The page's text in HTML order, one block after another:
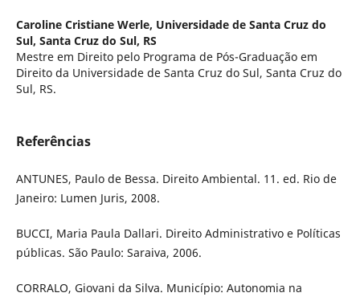
Caroline Cristiane Werle, Universidade de Santa Cruz do
Sul, Santa Cruz do Sul, RS
Mestre em Direito pelo Programa de Pós-Graduação em
Direito da Universidade de Santa Cruz do Sul, Santa Cruz do
Sul, RS.
Referências
ANTUNES, Paulo de Bessa. Direito Ambiental. 11. ed. Rio de
Janeiro: Lumen Juris, 2008.
BUCCI, Maria Paula Dallari. Direito Administrativo e Políticas
públicas. São Paulo: Saraiva, 2006.
CORRALO, Giovani da Silva. Município: Autonomia na